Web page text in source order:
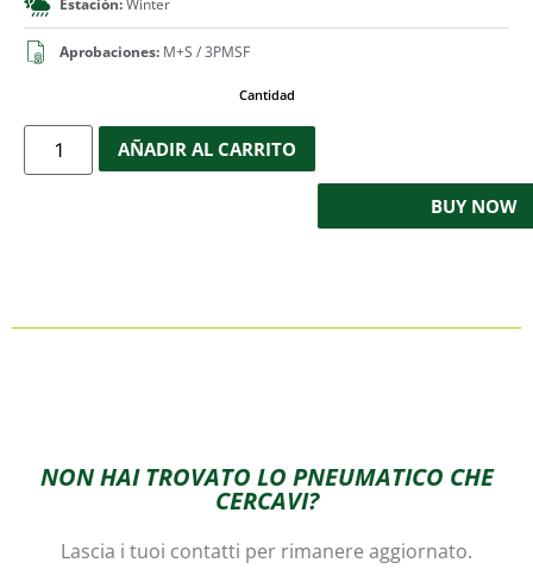
Estación:Winter
Aprobaciones: M+S / 3PMSF
Cantidad
AÑADIR AL CARRITO
BUY NOW
NON HAI TROVATO LO PNEUMATICO CHE
CERCAVI?
Lascia i tuoi contatti per rimanere aggiornato.